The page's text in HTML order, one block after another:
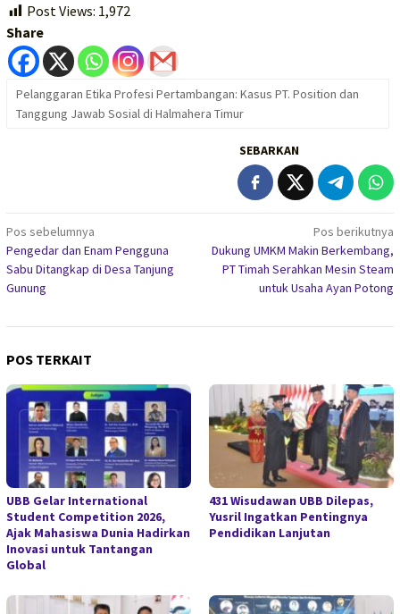
Post Views: 1,972
Share
Pelanggaran Etika Profesi Pertambangan: Kasus PT. Position dan
Tanggung Jawab Sosial di Halmahera Timur
SEBARKAN
Navigasi
pos
Pos sebelumnya
Pengedar dan Enam Pengguna
Sabu Ditangkap di Desa Tanjung
Gunung
Pos berikutnya
Dukung UMKM Makin Berkembang,
PT Timah Serahkan Mesin Steam
untuk Usaha Ayan Potong
POS TERKAIT
UBB Gelar International
Student Competition 2026,
Ajak Mahasiswa Dunia Hadirkan
Inovasi untuk Tantangan
Global
431 Wisudawan UBB Dilepas,
Yusril Ingatkan Pentingnya
Pendidikan Lanjutan